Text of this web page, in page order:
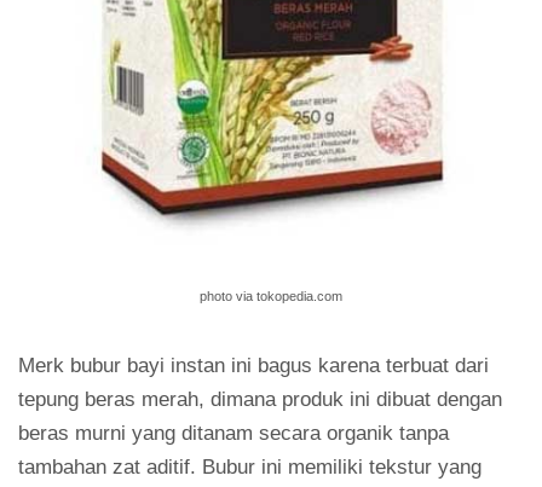
photo via tokopedia.com
Merk bubur bayi instan ini bagus karena terbuat dari
tepung beras merah, dimana produk ini dibuat dengan
beras murni yang ditanam secara organik tanpa
tambahan zat aditif. Bubur ini memiliki tekstur yang